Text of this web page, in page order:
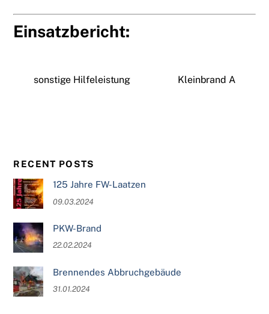
Einsatzbericht:
sonstige Hilfeleistung Kleinbrand A
RECENT POSTS
125 Jahre FW-Laatzen
09.03.2024
PKW-Brand
22.02.2024
Brennendes Abbruchgebäude
31.01.2024